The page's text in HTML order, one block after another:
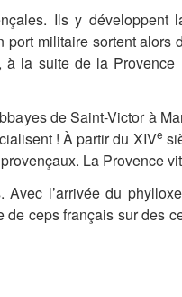
Ils y développent
militaire sortent alors
à la suite de la
de Saint-Victor à
! À partir du XIVe
La Provence
l’arrivée du
ceps français sur des